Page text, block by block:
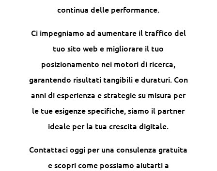
continua delle performance.
Ci impegniamo ad aumentare il traffico del
tuo sito web e migliorare il tuo
posizionamento nei motori di ricerca,
garantendo risultati tangibili e duraturi. Con
anni di esperienza e strategie su misura per
le tue esigenze specifiche, siamo il partner
ideale per la tua crescita digitale.
Contattaci oggi per una consulenza gratuita
e scopri come possiamo aiutarti a